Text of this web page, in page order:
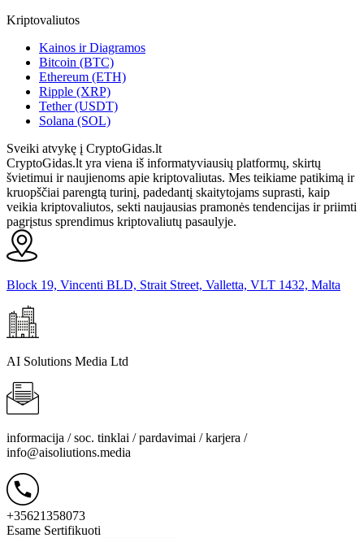
Kriptovaliutos
Kainos ir Diagramos
Bitcoin (BTC)
Ethereum (ETH)
Ripple (XRP)
Tether (USDT)
Solana (SOL)
Sveiki atvykę į CryptoGidas.lt
CryptoGidas.lt yra viena iš informatyviausių platformų, skirtų
švietimui ir naujienoms apie kriptovaliutas. Mes teikiame patikimą ir
kruopščiai parengtą turinį, padedantį skaitytojams suprasti, kaip
veikia kriptovaliutos, sekti naujausias pramonės tendencijas ir priimti
pagrįstus sprendimus kriptovaliutų pasaulyje.
Block 19, Vincenti BLD, Strait Street, Valletta, VLT 1432, Malta
AI Solutions Media Ltd
informacija / soc. tinklai / pardavimai / karjera /
info@aisoliutions.media
+35621358073
Esame Sertifikuoti